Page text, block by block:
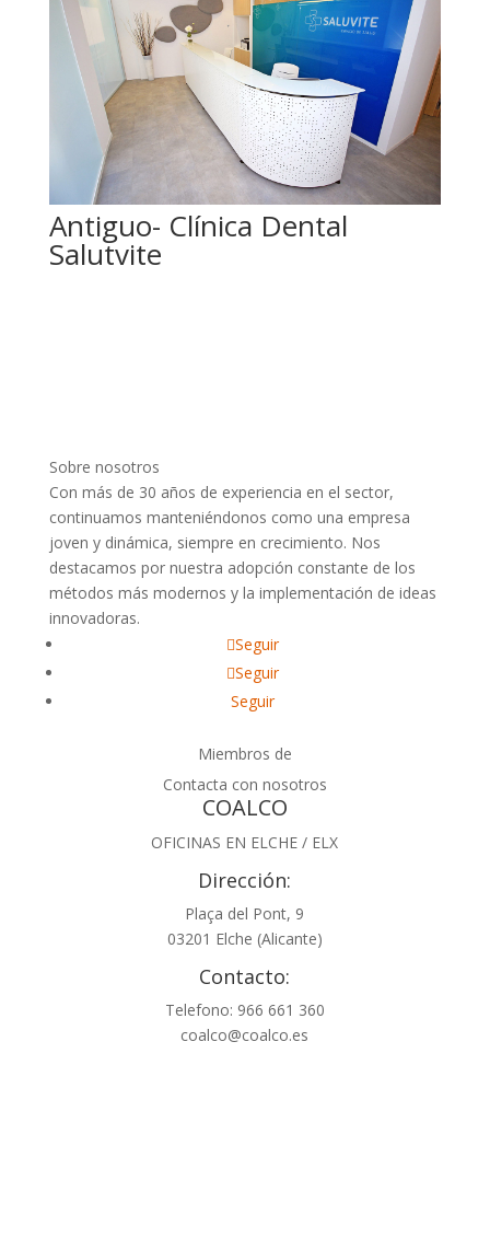
Antiguo- Clínica Dental
Salutvite
Sobre nosotros
Con más de 30 años de experiencia en el sector,
continuamos manteniéndonos como una empresa
joven y dinámica, siempre en crecimiento. Nos
destacamos por nuestra adopción constante de los
métodos más modernos y la implementación de ideas
innovadoras.
Seguir
Seguir
Seguir
Miembros de
Contacta con nosotros
COALCO
OFICINAS EN ELCHE / ELX
Dirección:
Plaça del Pont, 9
03201 Elche (Alicante)
Contacto:
Telefono: 966 661 360
coalco@coalco.es